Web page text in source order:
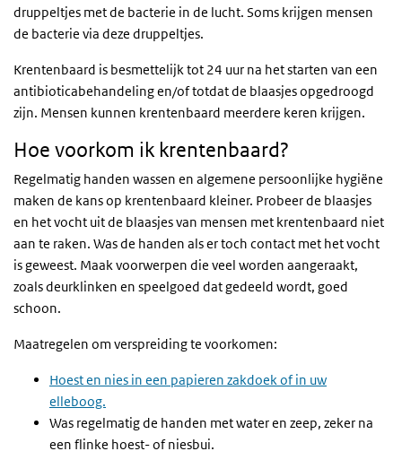
druppeltjes met de bacterie in de lucht. Soms krijgen mensen
de bacterie via deze druppeltjes.
Krentenbaard is besmettelijk tot 24 uur na het starten van een
antibioticabehandeling en/of totdat de blaasjes opgedroogd
zijn. Mensen kunnen krentenbaard meerdere keren krijgen.
Hoe voorkom ik krentenbaard?
Regelmatig handen wassen en algemene persoonlijke hygiëne
maken de kans op krentenbaard kleiner. Probeer de blaasjes
en het vocht uit de blaasjes van mensen met krentenbaard niet
aan te raken. Was de handen als er toch contact met het vocht
is geweest. Maak voorwerpen die veel worden aangeraakt,
zoals deurklinken en speelgoed dat gedeeld wordt, goed
schoon.
Maatregelen om verspreiding te voorkomen:
Hoest en nies in een papieren zakdoek of in uw
elleboog.
Was regelmatig de handen met water en zeep, zeker na
een flinke hoest- of niesbui.